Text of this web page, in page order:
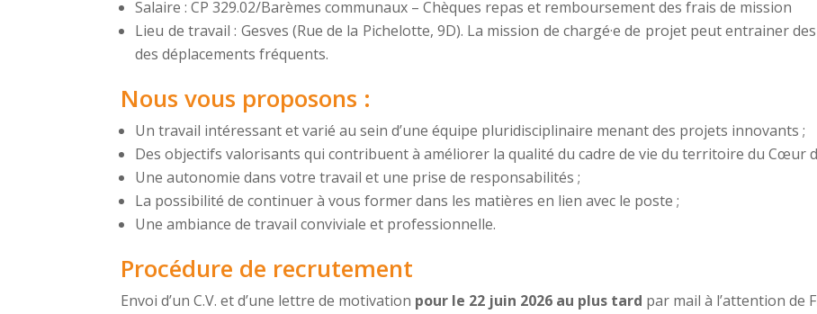
Salaire : CP 329.02/Barèmes communaux – Chèques repas et remboursement des frais de mission
Lieu de travail : Gesves (Rue de la Pichelotte, 9D). La mission de chargé·e de projet peut entrainer
des déplacements fréquents.
Nous vous proposons :
Un travail intéressant et varié au sein d’une équipe pluridisciplinaire menant des projets innovants ;
Des objectifs valorisants qui contribuent à améliorer la qualité du cadre de vie du territoire du Cœur
Une autonomie dans votre travail et une prise de responsabilités ;
La possibilité de continuer à vous former dans les matières en lien avec le poste ;
Une ambiance de travail conviviale et professionnelle.
Procédure de recrutement
Envoi d’un C.V. et d’une lettre de motivation pour le 22 juin 2026 au plus tard par mail à l’attention de